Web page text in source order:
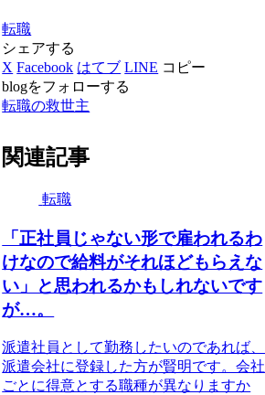
転職
シェアする
X Facebook はてブ LINE コピー
blogをフォローする
転職の救世主
関連記事
転職
「正社員じゃない形で雇われるわ
けなので給料がそれほどもらえな
い」と思われるかもしれないです
が…。
派遣社員として勤務したいのであれば、
派遣会社に登録した方が賢明です。会社
ごとに得意とする職種が異なりますか